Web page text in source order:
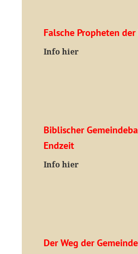
Falsche Propheten
Info hier
Biblischer
Endzeit
Info hier
Der Weg der